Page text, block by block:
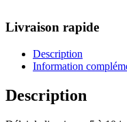
Livraison rapide
Description
Information
Description